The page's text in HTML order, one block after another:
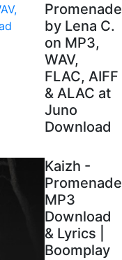
Promenade
by Lena C.
on MP3,
WAV,
FLAC, AIFF
& ALAC at
Juno
Download
Kaizh -
Promenade
MP3
Download
& Lyrics |
Boomplay